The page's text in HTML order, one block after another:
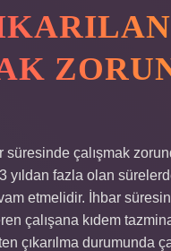
süresinde çalışmak
yıldan fazla olan
etmelidir. İhbar
çalışana kıdem
çıkarılma durumunda